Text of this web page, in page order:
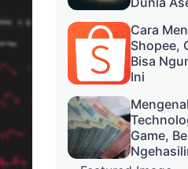
Cara
Shopee,
Bisa
Ini
Game,